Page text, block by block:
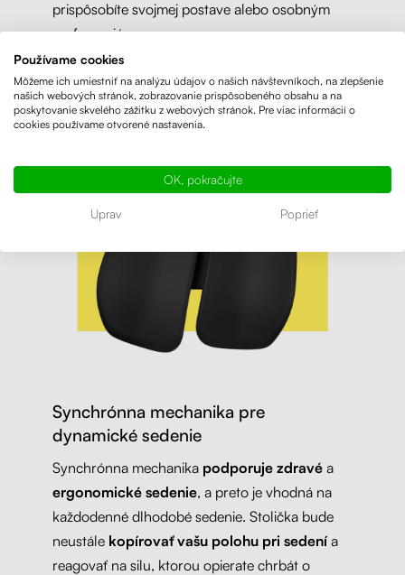
prispôsobíte svojmej postave alebo osobným
preferenciám.
Synchrónna mechanika pre
dynamické sedenie
Synchrónna mechanika podporuje zdravéa
ergonomické sedenie, a preto je vhodná na
každodenné dlhodobé sedenie. Stolička bude
neustálekopírovať vašu polohu pri sedenía
reagovať na silu, ktorou opierate chrbát o
Používame cookies
Môžeme ich umiestniť na analýzu údajov o našich návštevníkoch, na zlepšenie
našich webových stránok, zobrazovanie prispôsobeného obsahu a na
poskytovanie skvelého zážitku z webových stránok. Pre viac informácií o
cookies používame otvorené nastavenia.
OK, pokračujte
Uprav Poprieť